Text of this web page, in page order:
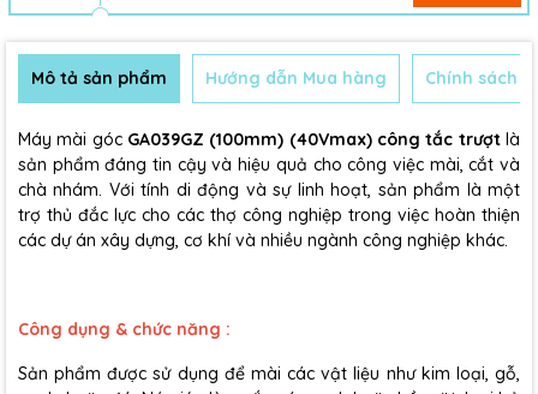
Mô tả sản phẩm Hướng dẫn Mua hàng Chính sách
Máy mài góc GA039GZ (100mm) (40Vmax) công tắc trượtlà
sản phẩm đáng tin cậy và hiệu quả cho công việc mài, cắt và
chà nhám. Với tính di động và sự linh hoạt, sản phẩm là một
trợ thủ đắc lực cho các thợ công nghiệp trong việc hoàn thiện
các dự án xây dựng, cơ khí và nhiều ngành công nghiệp khác.
Công dụng & chức năng :
Sản phẩm được sử dụng để mài các vật liệu như kim loại, gỗ,